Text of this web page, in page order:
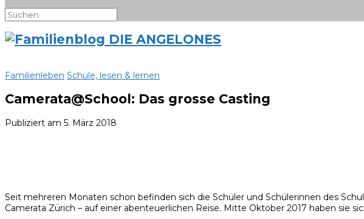
Familienleben Schule, lesen & lernen
Camerata@School: Das grosse Casting
Publiziert am 5. März 2018
Seit mehreren Monaten schon befinden sich die Schüler und Schülerinnen des
Camerata Zürich – auf einer abenteuerlichen Reise. Mitte Oktober 2017 haben sie